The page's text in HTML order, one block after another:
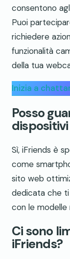
consentono
Puoi
richiedere
funzionalità
della tua
Inizia a
Posso
Sì, iFriends è
come
sito web
dedicata che
con le modelle
Ci sono
iFriends?